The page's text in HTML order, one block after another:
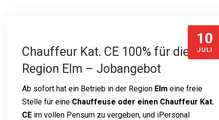
10
JULI
Chauffeur Kat. CE 100% für die
Region Elm – Jobangebot
Ab sofort hat ein Betrieb in der Region Elm eine freie
Stelle für eine Chauffeuse oder einen Chauffeur Kat.
CE im vollen Pensum zu vergeben, und iPersonal